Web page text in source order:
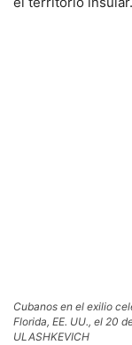
Cubanos en el exilio
Florida, EE. UU., el 20
ULASHKEVICH